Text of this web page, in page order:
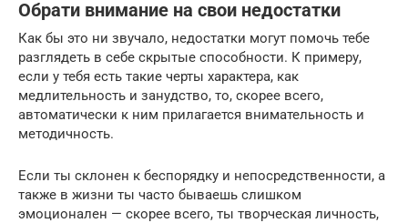
Обрати внимание на свои недостатки
Как бы это ни звучало, недостатки могут помочь тебе
разглядеть в себе скрытые способности. К примеру,
если у тебя есть такие черты характера, как
медлительность и занудство, то, скорее всего,
автоматически к ним прилагается внимательность и
методичность.
Если ты склонен к беспорядку и непосредственности, а
также в жизни ты часто бываешь слишком
эмоционален — скорее всего, ты творческая личность,